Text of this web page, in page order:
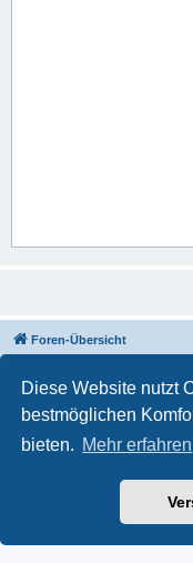
Diese Website nutzt
bestmöglichen
bieten. Mehr erfahren
Foren-Übersicht
Powered by